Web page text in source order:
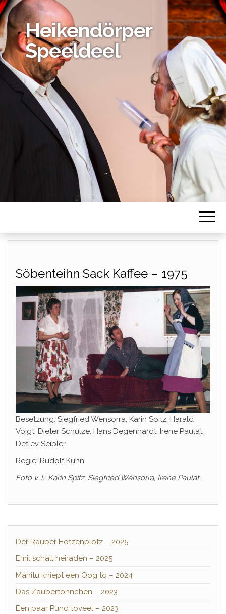
Heikendörper
Speeldeel
Söbenteihn Sack Kaffee – 1975
Besetzung: Siegfried Wensorra, Karin Spitz, Harald
Voigt, Dieter Schulze, Hans Degenhardt, Irene Paulat,
Detlev Seibler
Regie: Rudolf Kühn
Foto v. l.: Karin Spitz, Siegfried Wensorra, Irene Paulat
Der Räuber Hotzenplotz – 2025
Emil schall heiraden – 2025
Manitu kniept een Oog to – 2024
Das Zaubertönnchen – 2023
Een paar Pund toveel – 2023